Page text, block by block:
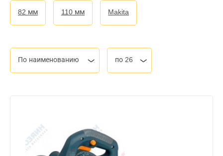
82 мм 110 мм Makita
По наименованию по 26